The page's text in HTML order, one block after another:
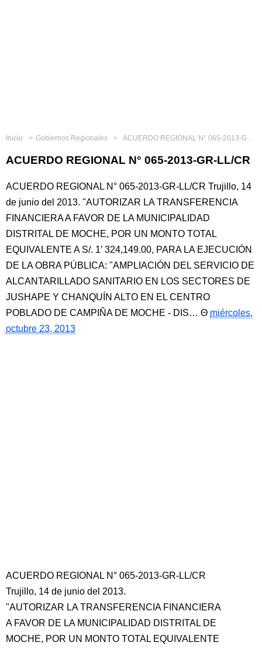
Inicio Gobiernos Regionales ACUERDO REGIONAL N° 065-2013-GR-LL/CR
ACUERDO REGIONAL N° 065-2013-GR-LL/CR
ACUERDO REGIONAL N° 065-2013-GR-LL/CR Trujillo, 14
de junio del 2013. "AUTORIZAR LA TRANSFERENCIA
FINANCIERA A FAVOR DE LA MUNICIPALIDAD
DISTRITAL DE MOCHE, POR UN MONTO TOTAL
EQUIVALENTE A S/. 1’ 324,149.00, PARA LA EJECUCIÓN
DE LA OBRA PÚBLICA: "AMPLIACIÓN DEL SERVICIO DE
ALCANTARILLADO SANITARIO EN LOS SECTORES DE
JUSHAPE Y CHANQUÍN ALTO EN EL CENTRO
POBLADO DE CAMPIÑA DE MOCHE - DIS…
miércoles,
octubre 23, 2013
ACUERDO REGIONAL N° 065-2013-GR-LL/CR
Trujillo, 14 de junio del 2013.
"AUTORIZAR LA TRANSFERENCIA FINANCIERA
A FAVOR DE LA MUNICIPALIDAD DISTRITAL DE
MOCHE, POR UN MONTO TOTAL EQUIVALENTE